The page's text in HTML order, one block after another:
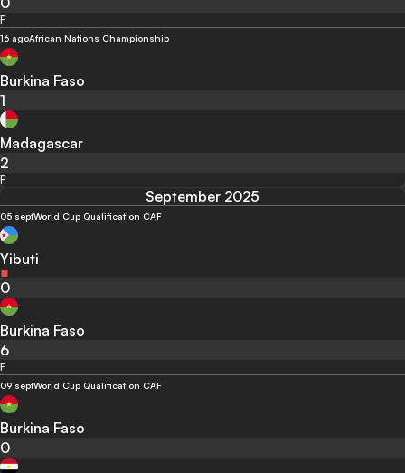
F
16 agoAfrican Nations Championship
Burkina Faso
1
Madagascar
2
F
September 2025
05 septWorld Cup Qualification CAF
Yibuti
0
Burkina Faso
6
F
09 septWorld Cup Qualification CAF
Burkina Faso
0